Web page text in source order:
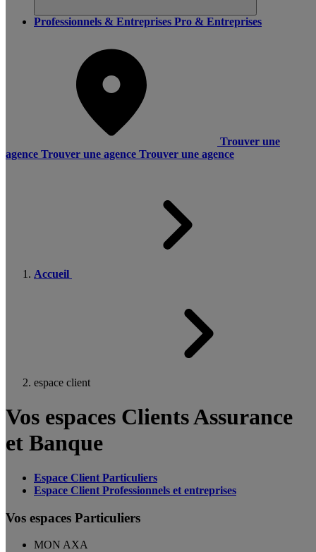
Professionnels & Entreprises Pro & Entreprises
Trouver une
agence Trouver une agence Trouver une agence
Accueil
espace client
Vos espaces Clients Assurance
et Banque
Espace Client Particuliers
Espace Client Professionnels et entreprises
Vos espaces Particuliers
MON AXA